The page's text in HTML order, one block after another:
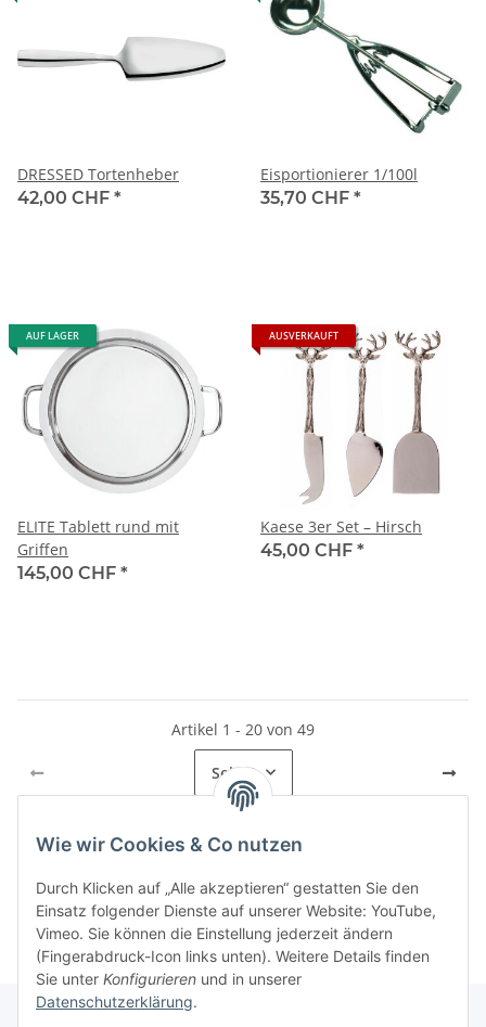
DRESSED Tortenheber
42,00 CHF *
Eisportionierer 1/100l
35,70 CHF *
AUF LAGER
ELITE Tablett rund mit
Griffen
145,00 CHF *
AUSVERKAUFT
Kaese 3er Set – Hirsch
45,00 CHF *
Artikel 1 - 20 von 49
Seite1
Kategorien
Wie wir Cookies & Co nutzen
Durch Klicken auf „Alle akzeptieren“ gestatten Sie den
Einsatz folgender Dienste auf unserer Website: YouTube,
Vimeo. Sie können die Einstellung jederzeit ändern
(Fingerabdruck-Icon links unten). Weitere Details finden
Sie unter Konfigurieren und in unserer
Datenschutzerklärung.